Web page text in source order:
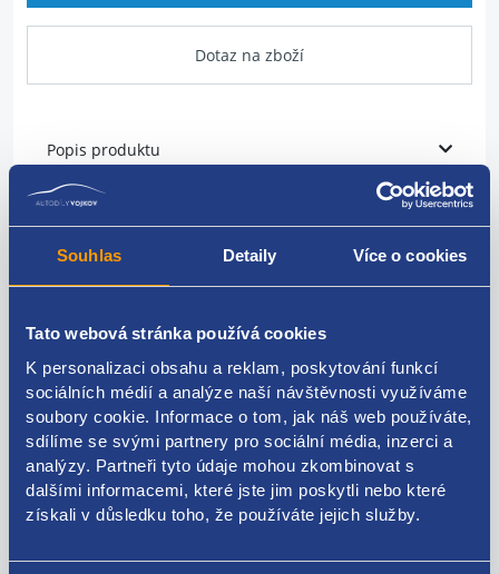
Souhlas Detaily Více o cookies
Tato webová stránka používá cookies
K personalizaci obsahu a reklam, poskytování funkcí
sociálních médií a analýze naší návštěvnosti využíváme
soubory cookie. Informace o tom, jak náš web používáte,
sdílíme se svými partnery pro sociální média, inzerci a
analýzy. Partneři tyto údaje mohou zkombinovat s
dalšími informacemi, které jste jim poskytli nebo které
získali v důsledku toho, že používáte jejich služby.
Dotaz na zboží
Popis produktu
original RENAULT: 924102077R
Kódy produktu
924102077R
Použitelné pro vozy
Dacia Sandero III 2021-